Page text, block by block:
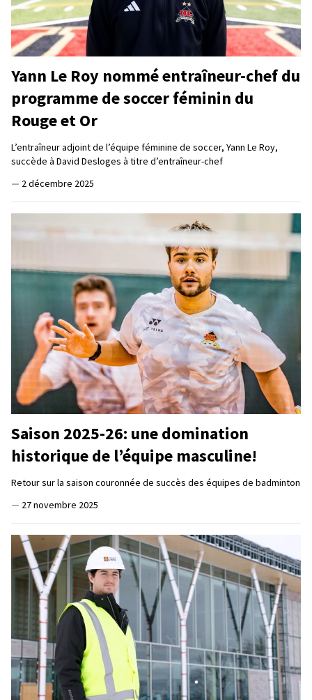
Yann Le Roy nommé entraîneur-chef du
programme de soccer féminin du
Rouge et Or
L’entraîneur adjoint de l’équipe féminine de soccer, Yann Le Roy,
succède à David Desloges à titre d’entraîneur-chef
— 2 décembre 2025
Saison 2025-26: une domination
historique de l’équipe masculine!
Retour sur la saison couronnée de succès des équipes de badminton
— 27 novembre 2025